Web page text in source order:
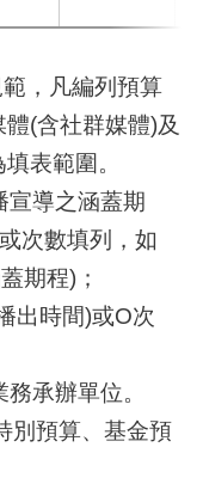
，凡編列預算
(含社群媒體)及
表範圍。
宣導之涵蓋期
次數填列，如
期程)；
出時間)或O次
承辦單位。
別預算、基金預